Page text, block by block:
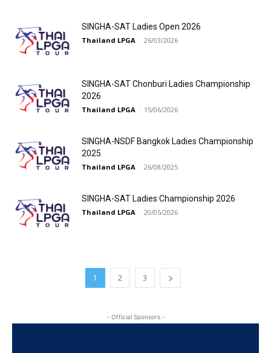
SINGHA-SAT Ladies Open 2026
Thailand LPGA - 26/03/2026
SINGHA-SAT Chonburi Ladies Championship
2026
Thailand LPGA - 15/06/2026
SINGHA-NSDF Bangkok Ladies Championship
2025
Thailand LPGA - 26/08/2025
SINGHA-SAT Ladies Championship 2026
Thailand LPGA - 20/05/2026
1 2 3
- Official Sponsors -